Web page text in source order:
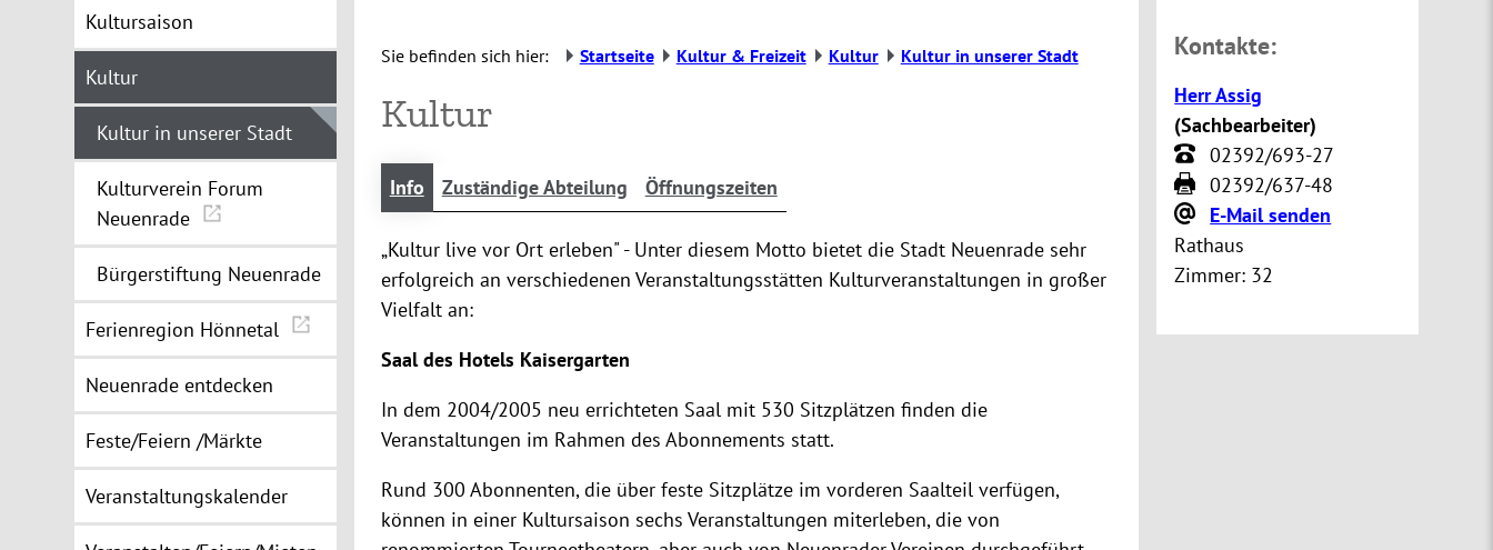
Kultursaison
Kultur
Kultur in unserer Stadt
Kulturverein Forum
Neuenrade
Bürgerstiftung Neuenrade
Ferienregion Hönnetal
Neuenrade entdecken
Feste/Feiern /Märkte
Veranstaltungskalender
Sie befinden sich hier: Startseite Kultur & Freizeit Kultur Kultur in unserer Stadt
Kultur
Info Zuständige Abteilung Öffnungszeiten
„Kultur live vor Ort erleben" - Unter diesem Motto bietet die Stadt Neuenrade sehr
erfolgreich an verschiedenen Veranstaltungsstätten Kulturveranstaltungen in großer
Vielfalt an:
Saal des Hotels Kaisergarten
In dem 2004/2005 neu errichteten Saal mit 530 Sitzplätzen finden die
Veranstaltungen im Rahmen des Abonnements statt.
Rund 300 Abonnenten, die über feste Sitzplätze im vorderen Saalteil verfügen,
können in einer Kultursaison sechs Veranstaltungen miterleben, die von
Kontakte:
Herr Assig
(Sachbearbeiter)
02392/693-27
02392/637-48
E-Mail senden
Rathaus
Zimmer: 32